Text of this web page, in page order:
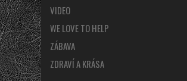
VIDEO
WE LOVE TO HELP
ZÁBAVA
ZDRAVÍ A KRÁSA